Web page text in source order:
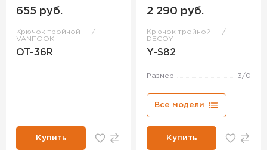
655 руб.
Крючок тройной
VANFOOK
OT-36R
Купить
2 290 руб.
Крючок тройной
DECOY
Y-S82
Размер 3/0
Все модели
Купить